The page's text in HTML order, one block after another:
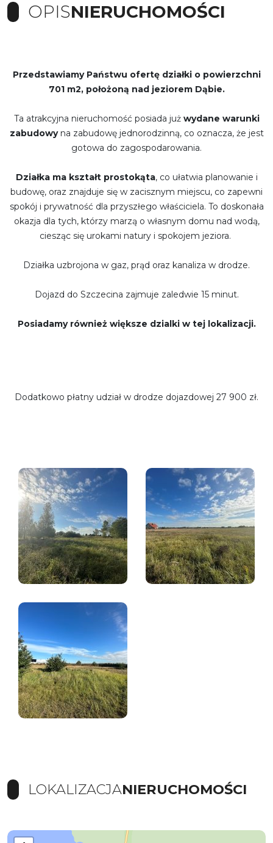
OPISNIERUCHOMOŚCI
Przedstawiamy Państwu ofertę działki o powierzchni
701 m2, położoną nad jeziorem Dąbie.
Ta atrakcyjna nieruchomość posiada już wydane warunki
zabudowyna zabudowę jednorodzinną, co oznacza, że jest
gotowa do zagospodarowania.
Działka ma kształt prostokąta, co ułatwia planowanie i
budowę, oraz znajduje się w zacisznym miejscu, co zapewni
spokój i prywatność dla przyszłego właściciela. To doskonała
okazja dla tych, którzy marzą o własnym domu nad wodą,
ciesząc się urokami natury i spokojem jeziora.
Działka uzbrojona w gaz, prąd oraz kanaliza w drodze.
Dojazd do Szczecina zajmuje zaledwie 15 minut.
Posiadamy również większe dzialki w tej lokalizacji.
Dodatkowo płatny udział w drodze dojazdowej 27 900 zł.
LOKALIZACJANIERUCHOMOŚCI